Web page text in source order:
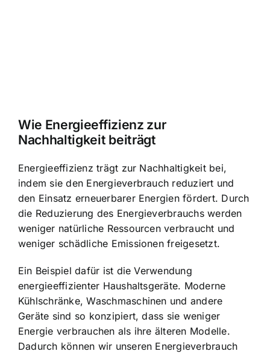
Wie Energieeffizienz zur
Nachhaltigkeit beiträgt
Energieeffizienz trägt zur Nachhaltigkeit bei,
indem sie den Energieverbrauch reduziert und
den Einsatz erneuerbarer Energien fördert. Durch
die Reduzierung des Energieverbrauchs werden
weniger natürliche Ressourcen verbraucht und
weniger schädliche Emissionen freigesetzt.
Ein Beispiel dafür ist die Verwendung
energieeffizienter Haushaltsgeräte. Moderne
Kühlschränke, Waschmaschinen und andere
Geräte sind so konzipiert, dass sie weniger
Energie verbrauchen als ihre älteren Modelle.
Dadurch können wir unseren Energieverbrauch